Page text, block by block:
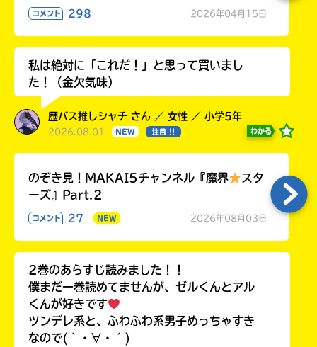
コメント 298 2026年04月15日
私は絶対に「これだ！」と思って買いまし
た！（金欠気味）
歴バス推しシャチ さん ／ 女性 ／ 小学5年
2026.08.01 NEW 注目 !! わかる
のぞき見！MAKAI5チャンネル『魔界
スタ
ーズ』Part.2
コメント 27 NEW 2026年08月03日
2巻のあらすじ読みました！！
僕まだ一巻読めてませんが、ゼルくんとアル
くんが好きです
ツンデレ系と、ふわふわ系男子めっちゃすき
なので(｀・∀・´)